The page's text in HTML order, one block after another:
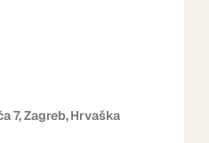
7, Zagreb, Hrvaška